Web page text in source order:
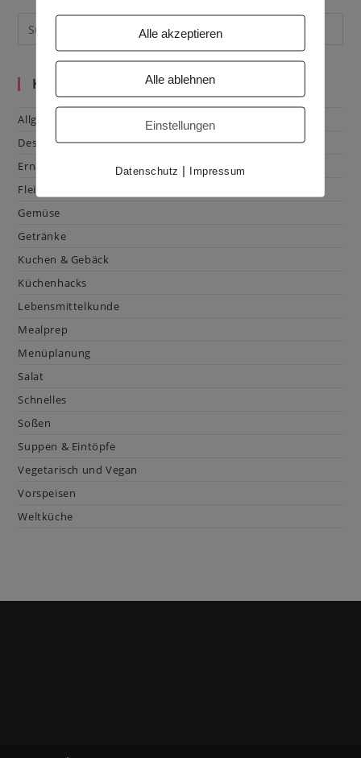
Kategorien
Allgemein
Dessert
Ernährung
Fleisch & Geflügel
Gemüse
Getränke
Kuchen & Gebäck
Küchenhacks
Lebensmittelkunde
Mealprep
Menüplanung
Salat
Schnelles
Soßen
Suppen & Eintöpfe
Vegetarisch und Vegan
Vorspeisen
Weltküche
Alle akzeptieren
Alle ablehnen
Einstellungen
Datenschutz | Impressum